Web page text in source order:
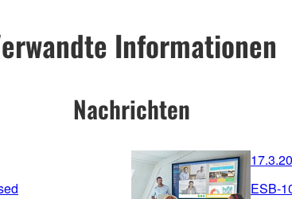
Informationen
Nachrichten
ESB-